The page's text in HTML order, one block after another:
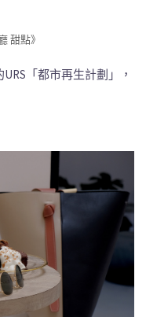
甜點》
「都市再生計劃」，